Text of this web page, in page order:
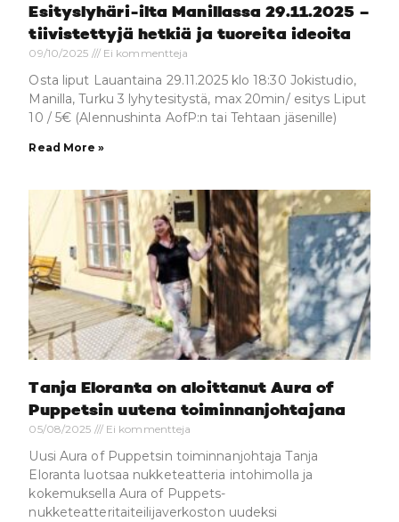
Esityslyhäri-ilta Manillassa 29.11.2025 –
tiivistettyjä hetkiä ja tuoreita ideoita
09/10/2025 Ei kommentteja
Osta liput Lauantaina 29.11.2025 klo 18:30 Jokistudio,
Manilla, Turku 3 lyhytesitystä, max 20min/ esitys Liput
10 / 5€ (Alennushinta AofP:n tai Tehtaan jäsenille)
Read More »
Tanja Eloranta on aloittanut Aura of
Puppetsin uutena toiminnanjohtajana
05/08/2025 Ei kommentteja
Uusi Aura of Puppetsin toiminnanjohtaja Tanja
Eloranta luotsaa nukketeatteria intohimolla ja
kokemuksella Aura of Puppets-
nukketeatteritaiteilijaverkoston uudeksi